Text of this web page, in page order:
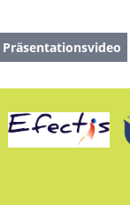
Präsentationsvideo